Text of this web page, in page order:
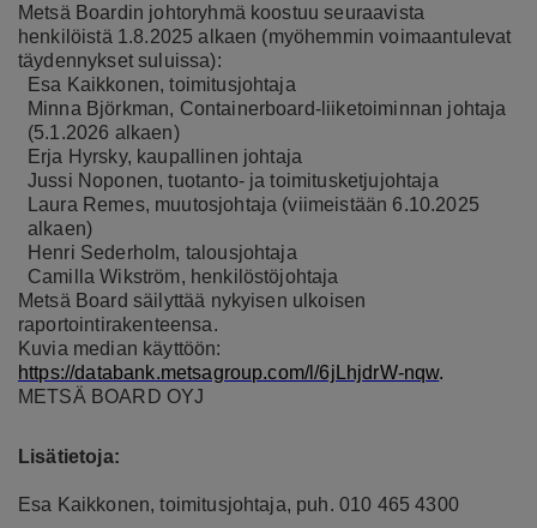
Metsä Boardin johtoryhmä koostuu seuraavista
henkilöistä 1.8.2025 alkaen (myöhemmin voimaantulevat
täydennykset suluissa):
Esa Kaikkonen, toimitusjohtaja
Minna Björkman, Containerboard-liiketoiminnan johtaja
(5.1.2026 alkaen)
Erja Hyrsky, kaupallinen johtaja
Jussi Noponen, tuotanto- ja toimitusketjujohtaja
Laura Remes, muutosjohtaja (viimeistään 6.10.2025
alkaen)
Henri Sederholm, talousjohtaja
Camilla Wikström, henkilöstöjohtaja
Metsä Board säilyttää nykyisen ulkoisen
raportointirakenteensa.
Kuvia median käyttöön:
https://databank.metsagroup.com/l/6jLhjdrW-nqw.
METSÄ BOARD OYJ
Lisätietoja:
Esa Kaikkonen, toimitusjohtaja, puh. 010 465 4300